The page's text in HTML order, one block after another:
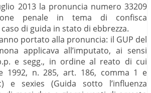
2013 la pronuncia numero 33209
penale in tema di confisca
di guida in stato di ebbrezza.
portato alla pronuncia: il GUP del
applicava all’imputato, ai sensi
e segg., in ordine al reato di cui
1992, n. 285, art. 186, comma 1 e
e sexies (Guida sotto l’influenza